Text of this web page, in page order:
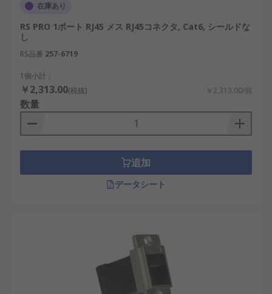
イーサネットカプラの利点
イーサネットカプラを活用することで、ネットワー
柔軟性：Cat6カプラはオフィス内でのネット
ワーク再配置に、Cat5eカプラは教育現場での
LAN延長に利用されます。
コスト効率：RJ45中継アダプタは低コストで
既存ケーブルを再利用可能にし、物流センタ
ーや工場で配線費用を削減します。
拡張性：Cat6aカプラはデータセンターでの将
耐環境性：防塵・耐久性の高いLANカプラ
は、日本国内の交通システムや工場ラインで
安定稼働を支えます。
簡便性：LANカプラは工具を使わず接続でき
在庫あり
RS PRO 1ポート RJ45 メス RJ45コネクタ, Cat6, シールドな
し
RS品番 257-6719
1個小計：
￥2,313.00(税抜) ￥2,313.00/個
数量
追加
データシート